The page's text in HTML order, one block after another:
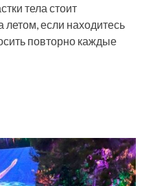
тела стоит
летом, если находитесь
повторно каждые